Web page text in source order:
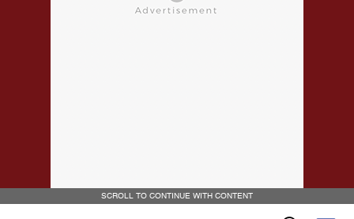
SCROLL TO CONTINUE WITH CONTENT